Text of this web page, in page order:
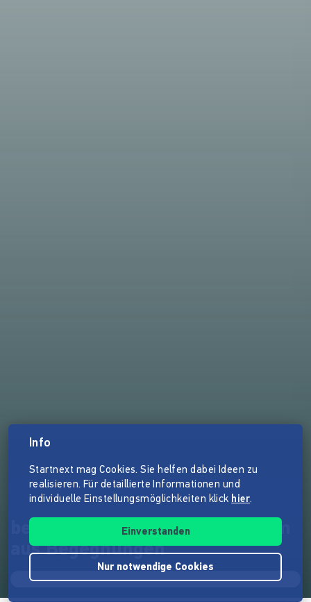
begin to... ein Piano-live-Album
aus Begegnungen
Info
Startnext mag Cookies. Sie helfen dabei Ideen zu
realisieren. Für detaillierte Informationen und
individuelle Einstellungsmöglichkeiten klick hier.
Einverstanden
Nur notwendige Cookies